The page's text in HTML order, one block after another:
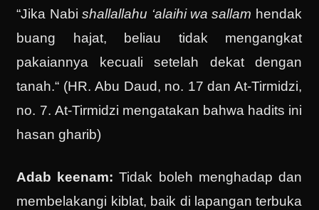
“Jika Nabishallallahu ‘alaihi wa sallam hendak
buang hajat, beliau tidak mengangkat
pakaiannya kecuali setelah dekat dengan
tanah.“ (HR. Abu Daud, no. 17 dan At-Tirmidzi,
no. 7. At-Tirmidzi mengatakan bahwa hadits ini
hasan gharib)
Adab keenam:Tidak boleh menghadap dan
membelakangi kiblat, baik di lapangan terbuka